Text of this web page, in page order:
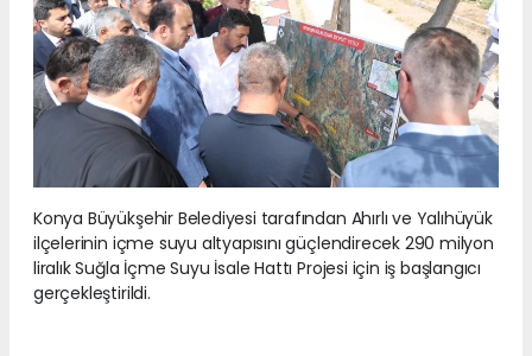
Konya Büyükşehir Belediyesi tarafından Ahırlı ve Yalıhüyük
ilçelerinin içme suyu altyapısını güçlendirecek 290 milyon
liralık Suğla İçme Suyu İsale Hattı Projesi için iş başlangıcı
gerçekleştirildi.